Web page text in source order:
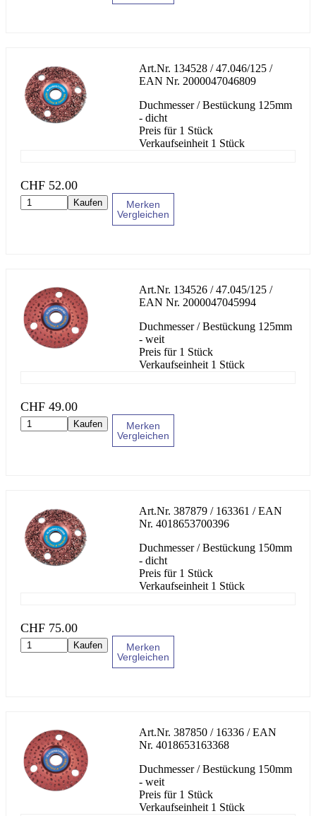
Art.Nr. 134528 / 47.046/125 /
EAN Nr. 2000047046809
Duchmesser / Bestückung 125mm
- dicht
Preis für 1 Stück
Verkaufseinheit 1 Stück
CHF 52.00
Kaufen
Merken
Vergleichen
Art.Nr. 134526 / 47.045/125 /
EAN Nr. 2000047045994
Duchmesser / Bestückung 125mm
- weit
Preis für 1 Stück
Verkaufseinheit 1 Stück
CHF 49.00
Kaufen
Merken
Vergleichen
Art.Nr. 387879 / 163361 / EAN
Nr. 4018653700396
Duchmesser / Bestückung 150mm
- dicht
Preis für 1 Stück
Verkaufseinheit 1 Stück
CHF 75.00
Kaufen
Merken
Vergleichen
Art.Nr. 387850 / 16336 / EAN
Nr. 4018653163368
Duchmesser / Bestückung 150mm
- weit
Preis für 1 Stück
Verkaufseinheit 1 Stück